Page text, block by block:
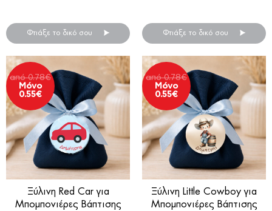
Φτιάξε το δικό σου Φτιάξε το δικό σου
Ξύλινη Red Car για
Μπομπονιέρες Βάπτισης
από 0.78€
Μόνο
0.55€
Ξύλινη Little Cowboy για
Μπομπονιέρες Βάπτισης
από 0.78€
Μόνο
0.55€